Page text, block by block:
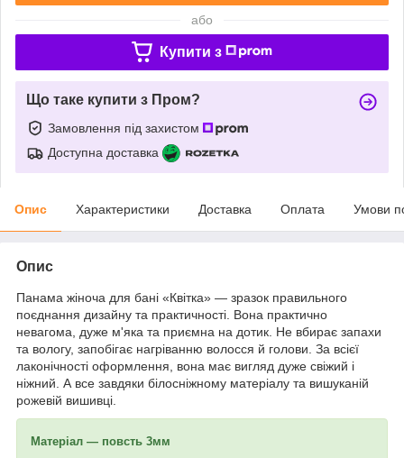
або
Купити з
Що таке купити з Пром?
Замовлення під захистом
Доступна доставка
Опис Характеристики Доставка Оплата Умови
Опис
Панама жіноча для бані «Квітка» — зразок правильного
поєднання дизайну та практичності. Вона практично
невагома, дуже м'яка та приємна на дотик. Не вбирає запахи
та вологу, запобігає нагріванню волосся й голови. За всієї
лаконічності оформлення, вона має вигляд дуже свіжий і
ніжний. А все завдяки білосніжному матеріалу та вишуканій
рожевій вишивці.
Матеріал — повсть 3мм